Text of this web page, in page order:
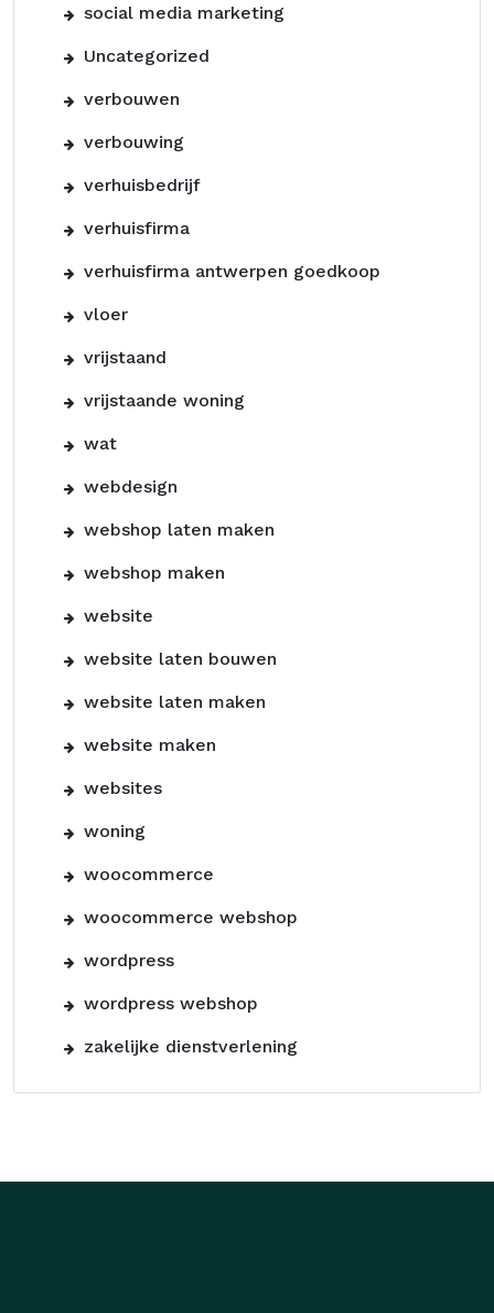
social media marketing
Uncategorized
verbouwen
verbouwing
verhuisbedrijf
verhuisfirma
verhuisfirma antwerpen goedkoop
vloer
vrijstaand
vrijstaande woning
wat
webdesign
webshop laten maken
webshop maken
website
website laten bouwen
website laten maken
website maken
websites
woning
woocommerce
woocommerce webshop
wordpress
wordpress webshop
zakelijke dienstverlening